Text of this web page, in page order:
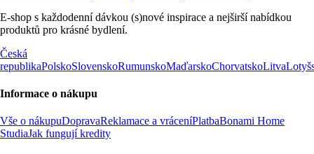
E-shop s každodenní dávkou (s)nové inspirace a nejširší nabídkou
produktů pro krásné bydlení.
Česká
republikaPolskoSlovenskoRumunskoMaďarskoChorvatskoLitva
Informace o nákupu
Vše o nákupuDopravaReklamace a vráceníPlatbaBonami Home
StudiaJak fungují kredity